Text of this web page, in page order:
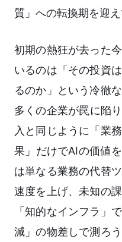
質」への転換期を迎え
初期の熱狂が去った
いるのは「その投資
るのか」という冷徹
多くの企業が罠に陥
入と同じように「業
果」だけでAIの価値
は単なる業務の代替
速度を上げ、未知の
「知的なインフラ」
減」の物差しで測ろ